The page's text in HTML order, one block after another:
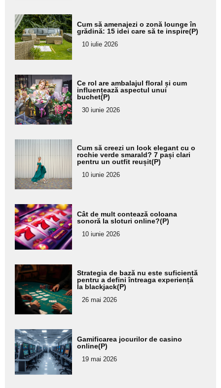
Adaugă
aici textul
pentru
subtitlu
Cum să amenajezi o zonă lounge în
grădină: 15 idei care să te inspire(P)
10 iulie 2026
Adaugă
aici textul
pentru
subtitlu
Ce rol are ambalajul floral și cum
influențează aspectul unui
buchet(P)
30 iunie 2026
Adaugă
aici textul
pentru
subtitlu
Cum să creezi un look elegant cu o
rochie verde smarald? 7 pași clari
pentru un outfit reușit(P)
10 iunie 2026
Adaugă
aici textul
pentru
subtitlu
Cât de mult contează coloana
sonoră la sloturi online?(P)
10 iunie 2026
Adaugă
aici textul
pentru
subtitlu
Strategia de bază nu este suficientă
pentru a defini întreaga experiență
la blackjack(P)
26 mai 2026
Adaugă
aici textul
pentru
subtitlu
Gamificarea jocurilor de casino
online(P)
19 mai 2026